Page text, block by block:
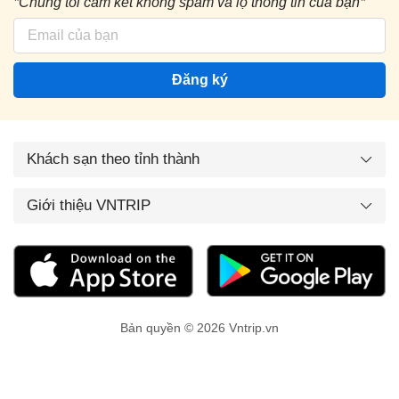
Đăng ký
Khách sạn theo tỉnh thành
Giới thiệu VNTRIP
Bản quyền © 2026 Vntrip.vn